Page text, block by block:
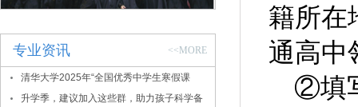
专业资讯 <<MORE
清华大学2025年“全国优秀中学生寒假课
堂”报名通知
升学季，建议加入这些群，助力孩子科学备
籍所在
通高中
②填